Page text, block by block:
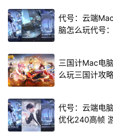
代号：云端
脑怎么玩代号
三国计Mac电
么玩三国计攻
代号：云端电
优化240高帧